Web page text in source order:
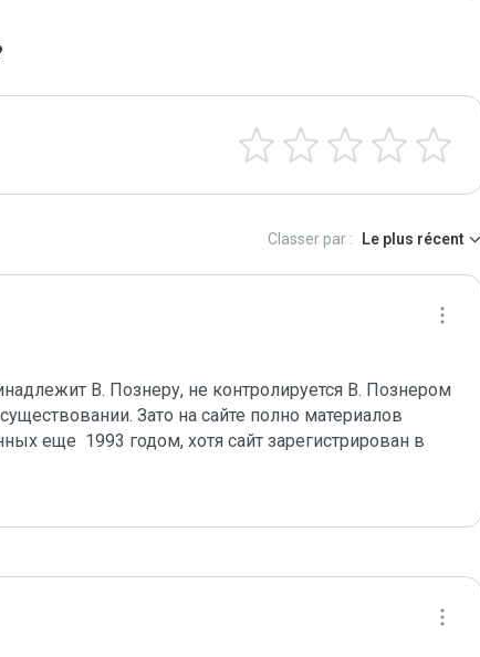
Classer par : Le plus récent
В. Познеру, не контролируется В. Познером
Зато на сайте полно материалов
еще  1993 годом, хотя сайт зарегистрирован в